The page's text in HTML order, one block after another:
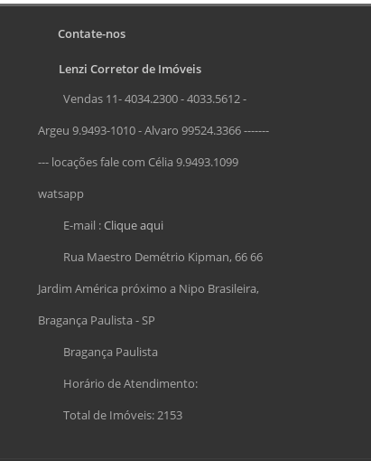
Contate-nos
Lenzi Corretor de Imóveis
Vendas 11- 4034.2300 - 4033.5612 -
Argeu 9.9493-1010 - Alvaro 99524.3366 -------
--- locações fale com Célia 9.9493.1099
watsapp
E-mail :Clique aqui
Rua Maestro Demétrio Kipman, 66 66
Jardim América próximo a Nipo Brasileira,
Bragança Paulista - SP
Bragança Paulista
Horário de Atendimento:
Total de Imóveis: 2153